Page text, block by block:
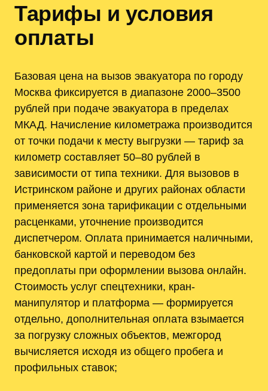
Тарифы и условия
оплаты
Базовая цена на вызов эвакуатора по городу
Москва фиксируется в диапазоне 2000–3500
рублей при подаче эвакуатора в пределах
МКАД. Начисление километража производится
от точки подачи к месту выгрузки — тариф за
километр составляет 50–80 рублей в
зависимости от типа техники. Для вызовов в
Истринском районе и других районах области
применяется зона тарификации с отдельными
расценками, уточнение производится
диспетчером. Оплата принимается наличными,
банковской картой и переводом без
предоплаты при оформлении вызова онлайн.
Стоимость услуг спецтехники, кран-
манипулятор и платформа — формируется
отдельно, дополнительная оплата взымается
за погрузку сложных объектов, межгород
вычисляется исходя из общего пробега и
профильных ставок;